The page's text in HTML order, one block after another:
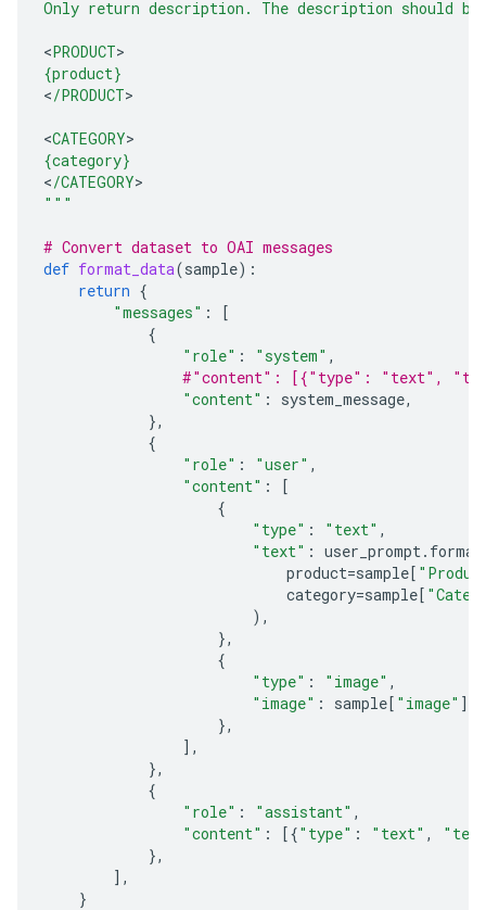
Only return description. The description should
<PRODUCT
{product}
</PRODUCT>
<CATEGORY
{category}
</CATEGORY
"""
# Convert dataset to OAI messages
def format_data(sample):
return {
"messages" :
[
{
"role" : "system" ,
#"content": [{"type": "text",
"content" : system_message,
},
{
"role" : "user" ,
"content" :
[
{
"type" : "text" ,
"text" : user_prompt. format
product=sample[
category=sample[
),
},
{
"type" : "image" ,
"image" : sample[ "image" ],
},
],
},
{
"role" : "assistant" ,
"content" : [{"type" : "text" ,
},
],
}